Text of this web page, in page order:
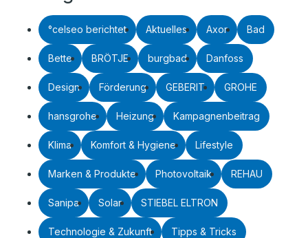
°celseo berichtet Aktuelles Axor Bad
Bette BRÖTJE burgbad Danfoss
Design Förderung GEBERIT GROHE
hansgrohe Heizung Kampagnenbeitrag
Klima Komfort & Hygiene Lifestyle
Marken & Produkte Photovoltaik REHAU
Sanipa Solar STIEBEL ELTRON
Technologie & Zukunft Tipps & Tricks